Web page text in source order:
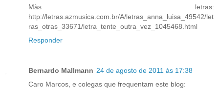
Màs letras:
http://letras.azmusica.com.br/A/letras_anna_luisa_49542/let
ras_otras_33671/letra_tente_outra_vez_1045468.html
Responder
Bernardo Mallmann 24 de agosto de 2011 às 17:38
Caro Marcos, e colegas que frequentam este blog: